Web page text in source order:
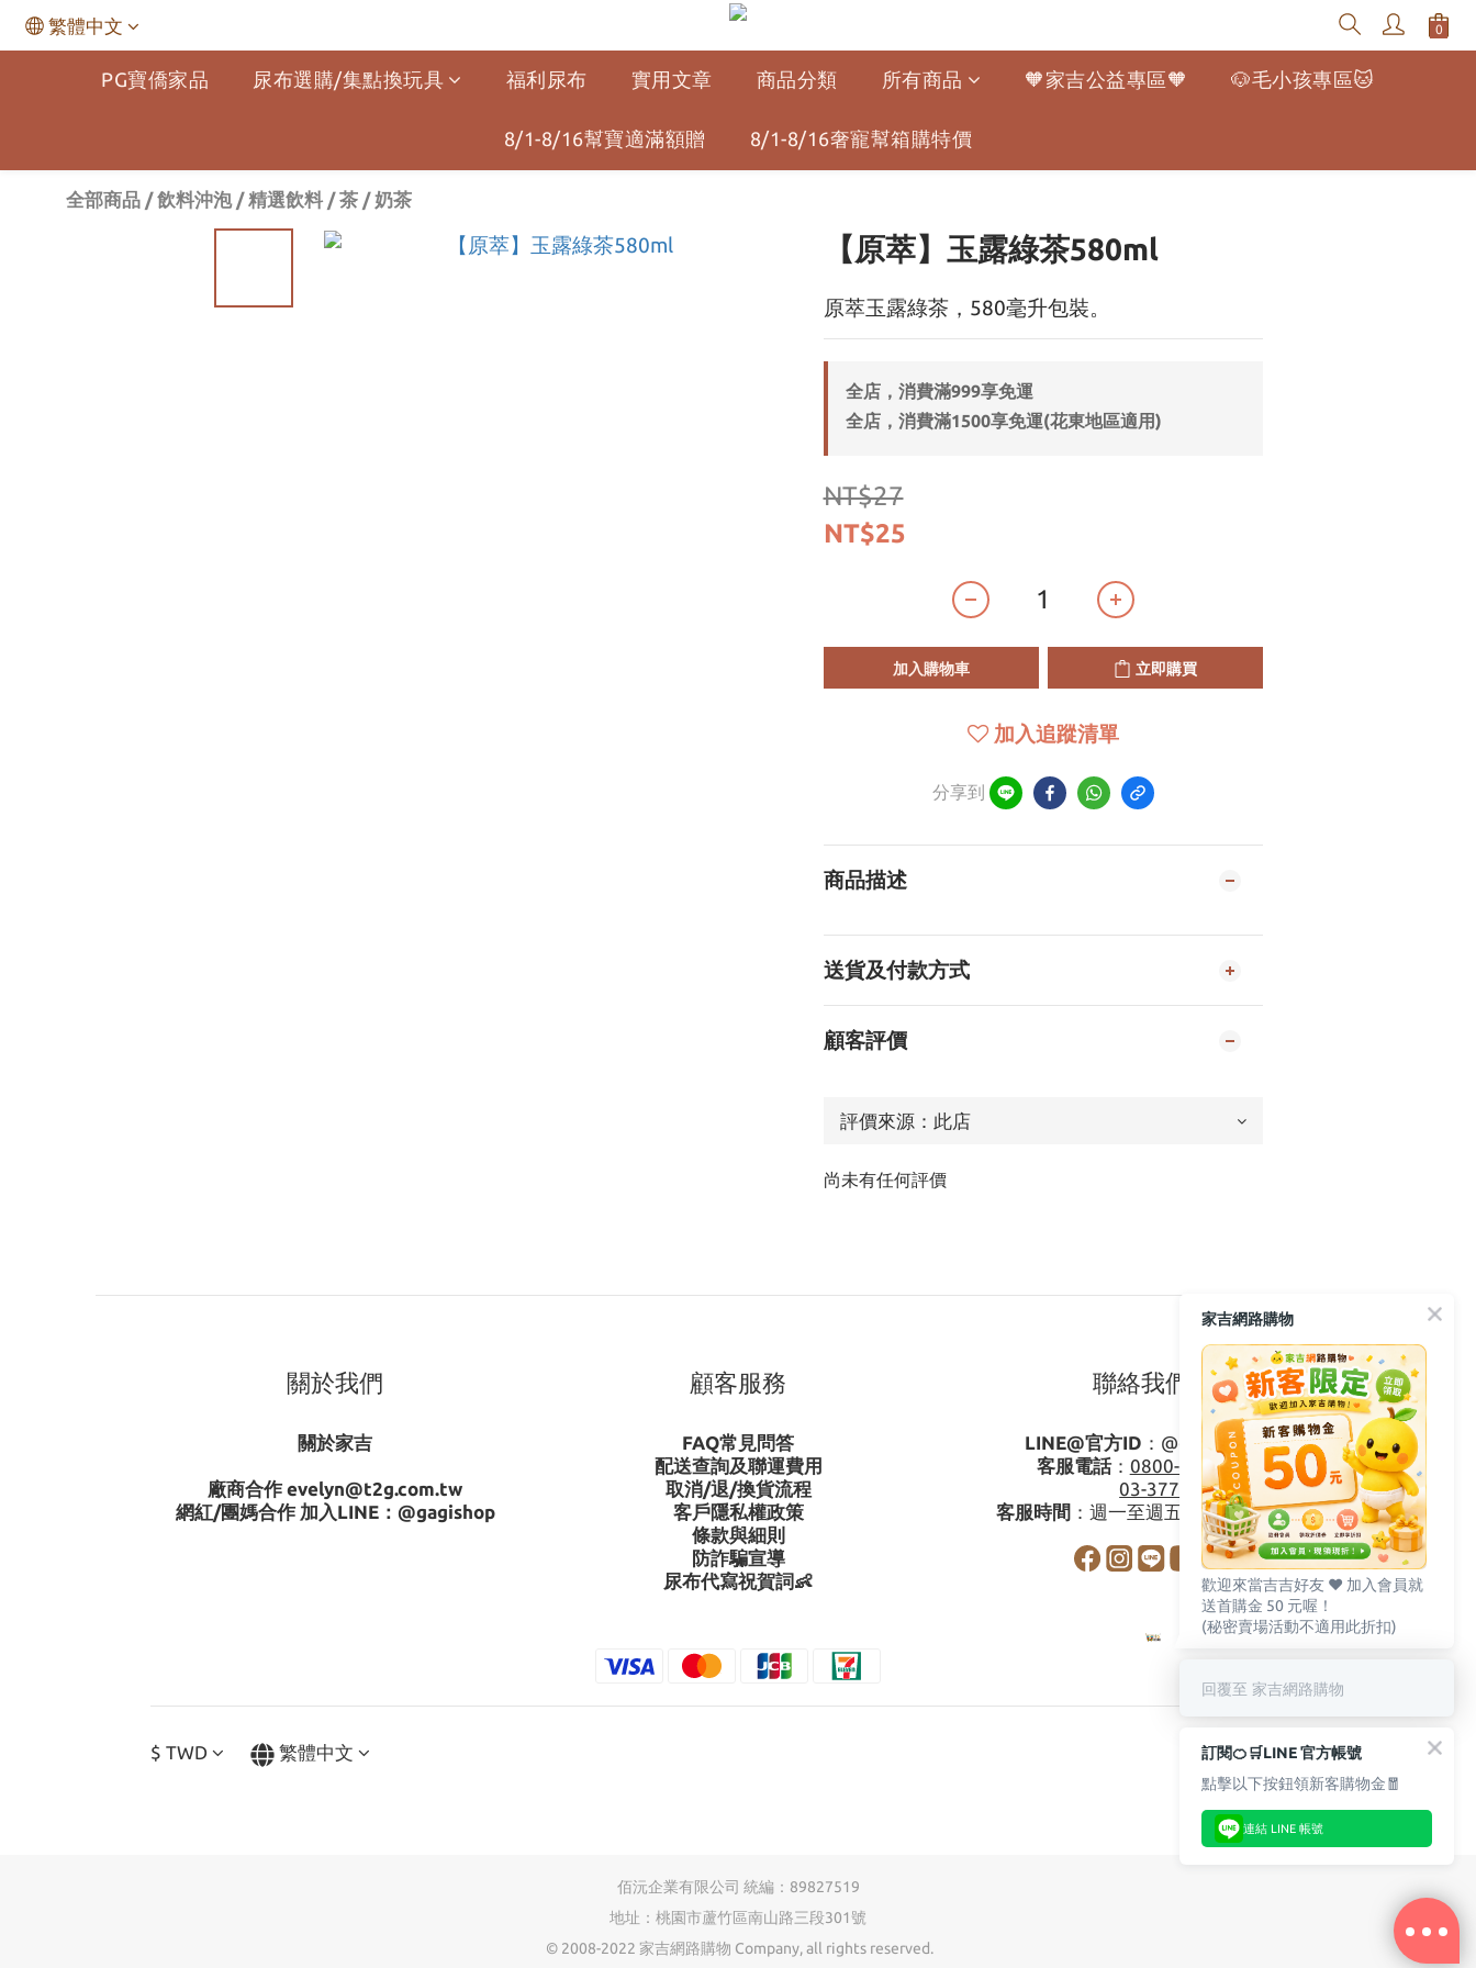
繁體中文
PG寶僑家品 尿布選購/集點換玩具 福利尿布 實用文章 商品分類 所有商品 🧡家吉公益專區🧡 🐶毛小孩專區🐱
8/1-8/16幫寶適滿額贈 8/1-8/16奢寵幫箱購特價
全部商品 /飲料沖泡/精選飲料 /茶 / 奶茶
【原萃】玉露綠茶580ml
原萃玉露綠茶，580毫升包裝。
全店，消費滿999享免運
全店，消費滿1500享免運(花東地區適用)
NT$27
NT$25
加入購物車 立即購買
加入追蹤清單
分享到
商品描述
送貨及付款方式
顧客評價
尚未有任何評價
關於我們
關於家吉
廠商合作 evelyn@t2g.com.tw
網紅/團媽合作 加入LINE： @gagishop
顧客服務
FAQ常見問答
配送查詢及聯運費用
取消/退/換貨流程
客戶隱私權政策
條款與細則
防詐騙宣導
尿布代寫祝賀詞👶
聯絡我們
LINE@官方ID ： @gagishop
客服電話： 0800-273795
03-3778587
客服時間 ：週一至週五08:30-17:30
$ TWD 繁體中文
佰沅企業有限公司 統編：89827519
地址：桃園市蘆竹區南山路三段301號
© 2008-2022 家吉網路購物 Company, all rights reserved.
家吉網路購物
歡迎來當吉吉好友 ♥️ 加入會員就
送首購金 50 元喔！
(秘密賣場活動不適用此折扣)
回覆至 家吉網路購物
訂閱🍊🛒LINE 官方帳號
點擊以下按鈕領新客購物金🧧
連結 LINE 帳號